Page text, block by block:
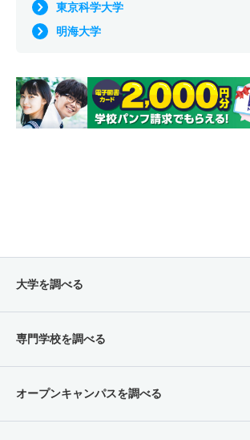
東京科学大学
明海大学
大学を調べる
専門学校を調べる
オープンキャンパスを調べる